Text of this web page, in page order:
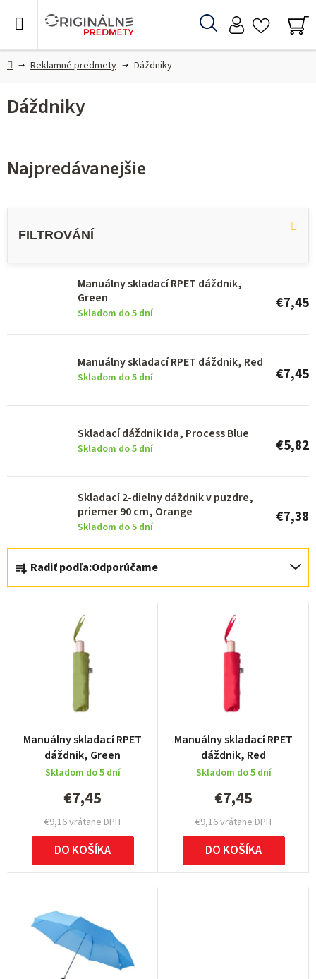
Hľadať
DomovReklamné predmety Dáždniky
Dáždniky
Najpredávanejšie
Manuálny skladací RPET dáždnik,
Green
Skladom do 5 dní
€7,45
Manuálny skladací RPET dáždnik, Red
Skladom do 5 dní €7,45
Skladací dáždnik Ida, Process Blue
Skladom do 5 dní €5,82
Skladací 2-dielny dáždnik v puzdre,
priemer 90 cm, Orange
Skladom do 5 dní
€7,38
R
a
Radiť podľa:Odporúčame
V
r
u
o
Manuálny skladací RPET
dáždnik, Green
Skladom do 5 dní
€9,16 vrátane DPH
€7,45
DO KOŠÍKA
Manuálny skladací RPET
dáždnik, Red
Skladom do 5 dní
€9,16 vrátane DPH
€7,45
DO KOŠÍKA